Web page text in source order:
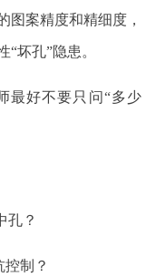
图案精度和精细度，
坏孔”隐患。
最好不要只问“多少
孔？
制？